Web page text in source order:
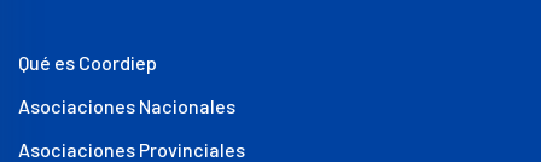
Qué es Coordiep
Asociaciones Nacionales
Asociaciones Provinciales